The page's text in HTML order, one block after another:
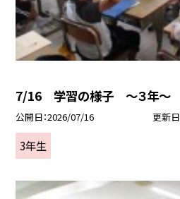
7/16 学習の様子 ～３年～
公開日 2026/07/16 更新日
3年生